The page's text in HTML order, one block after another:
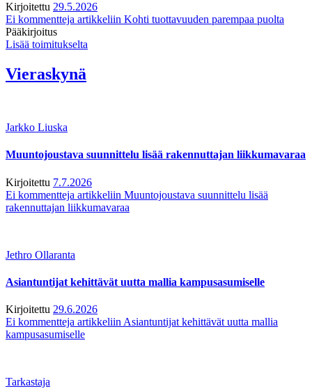
Kirjoitettu 29.5.2026
Ei kommentteja artikkeliin Kohti tuottavuuden parempaa puolta
Pääkirjoitus
Lisää toimitukselta
Vieraskynä
Jarkko Liuska
Muuntojoustava suunnittelu lisää rakennuttajan liikkumavaraa
Kirjoitettu 7.7.2026
Ei kommentteja artikkeliin Muuntojoustava suunnittelu lisää
rakennuttajan liikkumavaraa
Jethro Ollaranta
Asiantuntijat kehittävät uutta mallia kampusasumiselle
Kirjoitettu 29.6.2026
Ei kommentteja artikkeliin Asiantuntijat kehittävät uutta mallia
kampusasumiselle
Tarkastaja